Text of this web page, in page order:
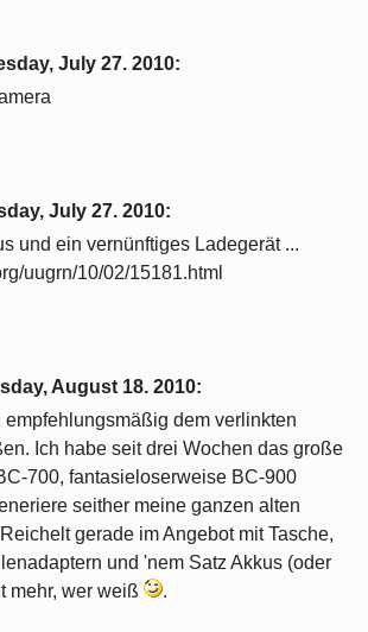
July 27. 2010:
July 27. 2010:
und ein vernünftiges Ladegerät ...
uugrn/10/02/15181.html
August 18. 2010:
empfehlungsmäßig dem verlinkten
Ich habe seit drei Wochen das große
700, fantasieloserweise BC-900
seither meine ganzen alten
gerade im Angebot mit Tasche,
und 'nem Satz Akkus (oder
mehr, wer weiß
.